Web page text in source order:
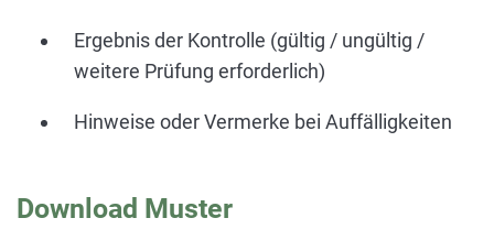
Ergebnis der Kontrolle (gültig / ungültig /
weitere Prüfung erforderlich)
Hinweise oder Vermerke bei Auffälligkeiten
Download Muster